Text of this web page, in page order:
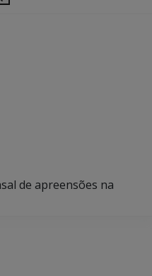
de apreensões na